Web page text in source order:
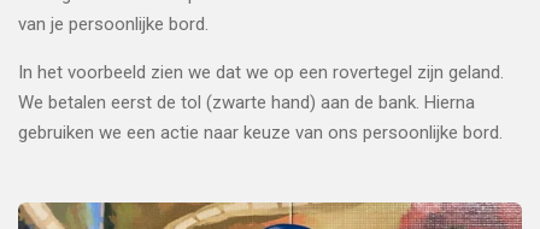
van je persoonlijke bord.
In het voorbeeld zien we dat we op een rovertegel zijn geland.
We betalen eerst de tol (zwarte hand) aan de bank. Hierna
gebruiken we een actie naar keuze van ons persoonlijke bord.